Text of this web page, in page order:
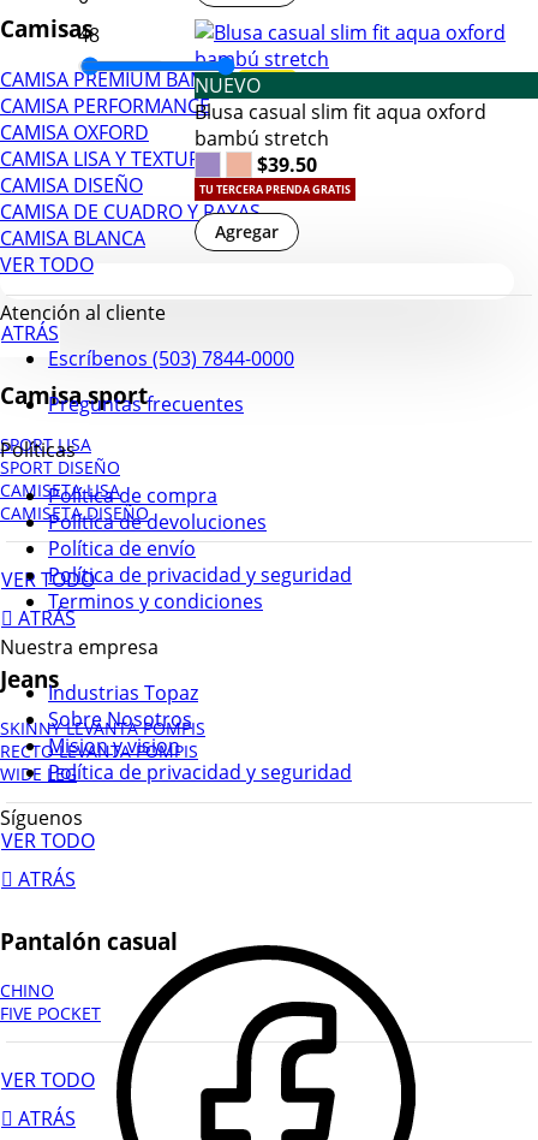
Camisas
CAMISA PREMIUM BAMBÚ ¡NUEVO!
CAMISA PERFORMANCE
CAMISA OXFORD
CAMISA LISA Y TEXTURA
CAMISA DISEÑO
CAMISA DE CUADRO Y RAYAS
CAMISA BLANCA
VER TODO
ATRÁS
Camisa sport
SPORT LISA
SPORT DISEÑO
CAMISETA LISA
CAMISETA DISEÑO
VER TODO
ATRÁS
Jeans
SKINNY LEVANTA POMPIS
RECTO LEVANTA POMPIS
WIDE LEG
VER TODO
ATRÁS
Pantalón casual
CHINO
FIVE POCKET
VER TODO
ATRÁS
NUEVO
Blusa casual slim fit aqua oxford
bambú stretch
$39.50
TU TERCERA PRENDA GRATIS
Agregar
Atención al cliente
Escríbenos (503) 7844-0000
Preguntas frecuentes
Políticas
Política de compra
Política de devoluciones
Política de envío
Política de privacidad y seguridad
Terminos y condiciones
Nuestra empresa
Industrias Topaz
Sobre Nosotros
Mision y vision
Política de privacidad y seguridad
Síguenos